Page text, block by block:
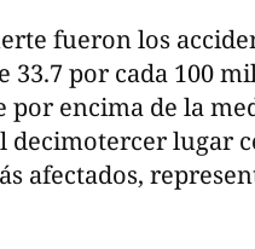
fueron los
33.7 por cada 100
encima de la
decimotercer lugar
afectados,